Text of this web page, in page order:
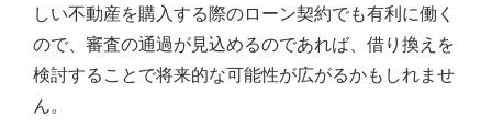
しい不動産を購入する際のローン契約でも有利に働く
ので、審査の通過が見込めるのであれば、借り換えを
検討することで将来的な可能性が広がるかもしれませ
ん。